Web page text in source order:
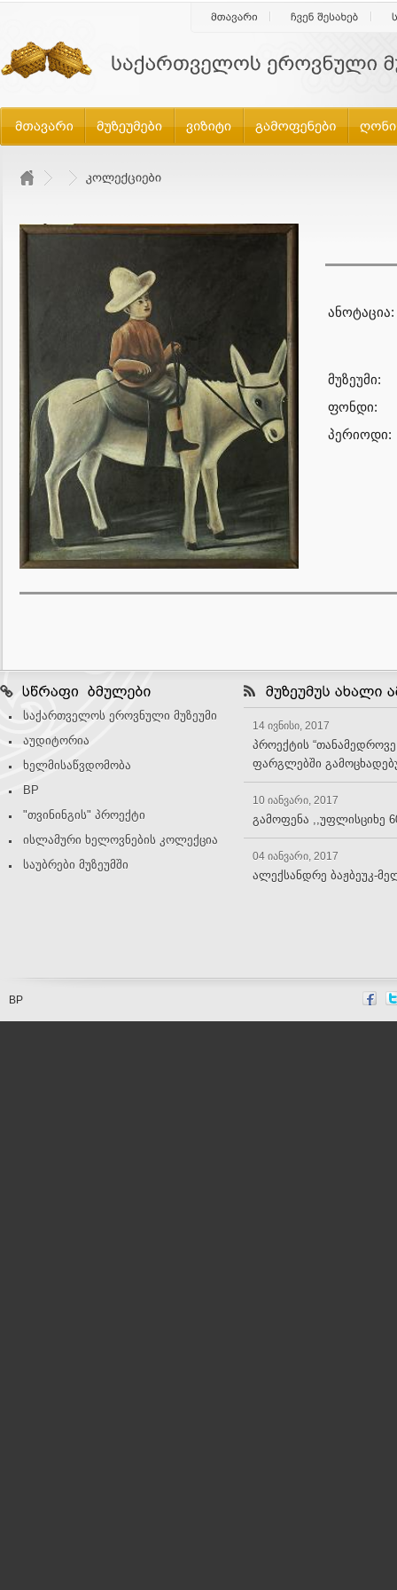
ანოტაცია:
მუზეუმი:
ფონდი:
პერიოდი:
საქართველოს ეროვნული მუზეუმი
აუდიტორია
ხელმისაწვდომობა
BP
"თვინინგის" პროექტი
ისლამური ხელოვნების კოლექცია
საუბრები მუზეუმში
14 ივნისი, 2017
პროექტის
ფარგლებში
10 იანვარი, 2017
გამოფენა ,,უფლისციხე
04 იანვარი, 2017
ალექსანდრე ბაჟბეუკ-
BP